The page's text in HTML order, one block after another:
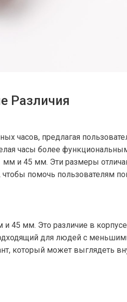
Различия
часов, предлагая
часы более
и 45 мм. Эти размеры
помочь пользователям
45 мм. Это различие в
для людей с
который может выглядеть